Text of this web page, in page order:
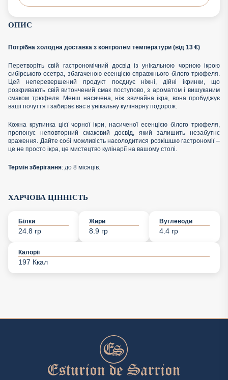
ОПИС
Потрібна холодна доставка з контролем температури (від 13 €)
Перетворіть свій гастрономічний досвід із унікальною чорною ікрою
сибірського осетра, збагаченою есенцією справжнього білого трюфеля.
Цей неперевершений продукт поєднує ніжні, дійні ікринки, що
розкривають свій витончений смак поступово, з ароматом і вишуканим
смаком трюфеля. Менш насичена, ніж звичайна ікра, вона пробуджує
ваші почуття і забирає вас в унікальну кулінарну подорож.
Кожна крупинка цієї чорної ікри, насиченої есенцією білого трюфеля,
пропонує неповторний смаковий досвід, який залишить незабутнє
враження. Дайте собі можливість насолодитися розкішшю гастрономії –
це не просто ікра, це мистецтво кулінарії на вашому столі.
Термін зберігання: до 8 місяців.
ХАРЧОВА ЦІННІСТЬ
Білки
24.8 гр
Жири
8.9 гр
Вуглеводи
4.4 гр
Калорії
197 Ккал